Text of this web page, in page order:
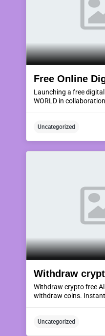
Launching a free
WORLD in
Uncategorized
Withdraw
Withdraw crypto free
withdraw coins.
Uncategorized